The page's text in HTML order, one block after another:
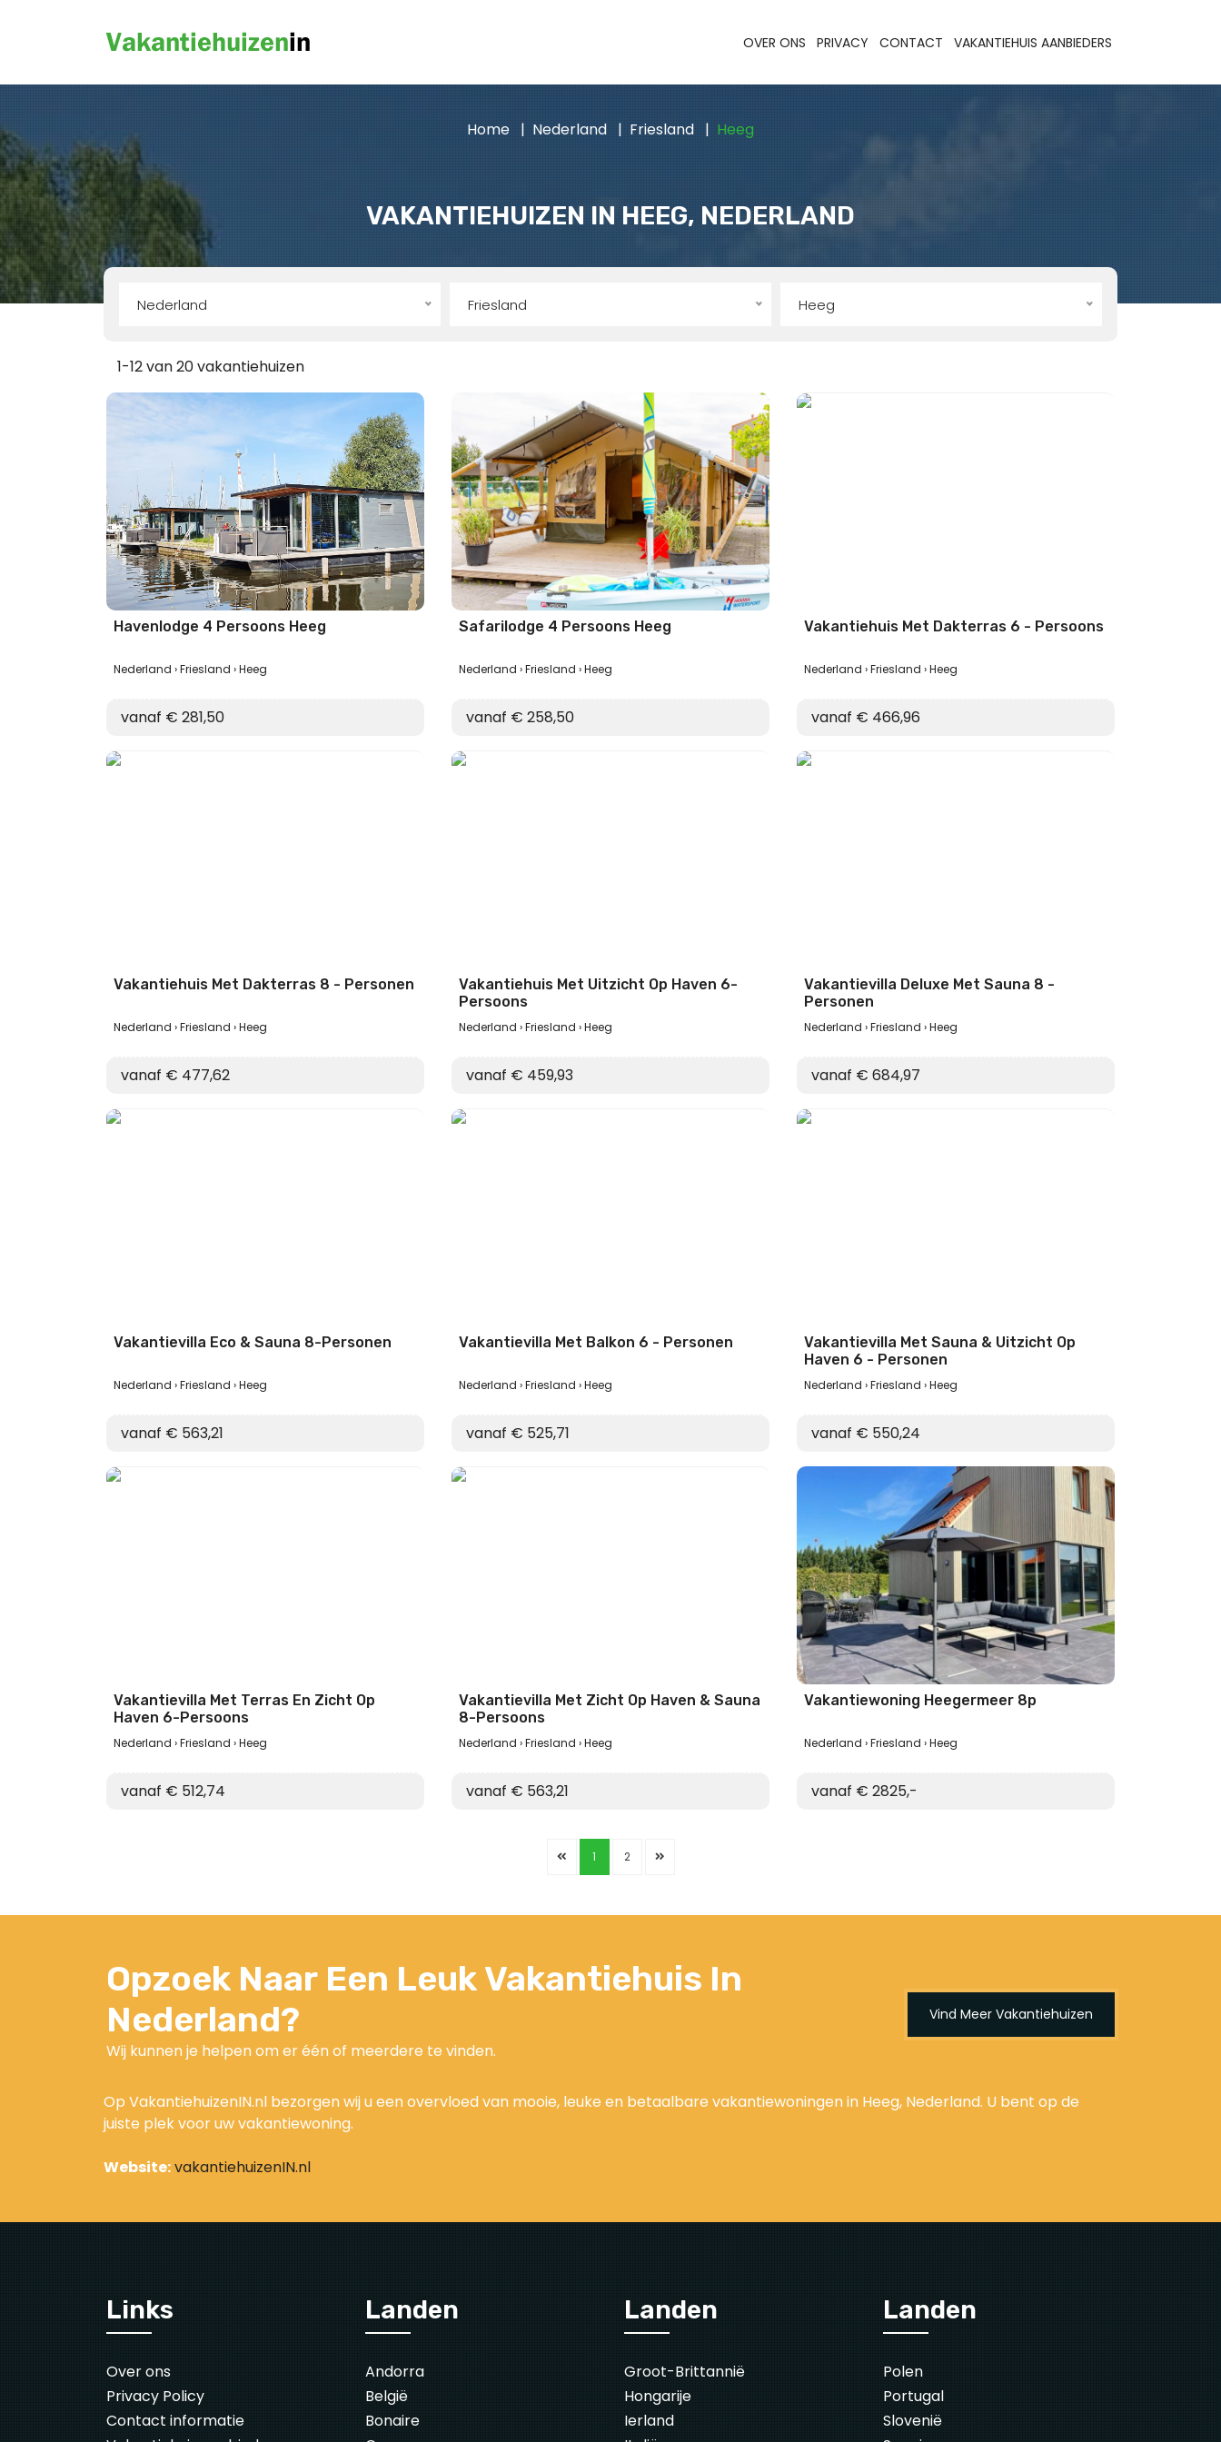
OVER ONS PRIVACY CONTACT VAKANTIEHUIS AANBIEDERS
VAKANTIEHUIZEN IN HEEG, NEDERLAND
Home Nederland Friesland Heeg
Nederland Friesland Heeg
1-12 van 20 vakantiehuizen
Havenlodge 4 Persoons Heeg
Nederland Friesland Heeg
vanaf € 281,50
Safarilodge 4 Persoons Heeg
Nederland Friesland Heeg
vanaf € 258,50
Vakantiehuis Met Dakterras 6 - Persoons
Nederland Friesland Heeg
vanaf € 466,96
Vakantiehuis Met Dakterras 8 - Personen
Nederland Friesland Heeg
vanaf € 477,62
Vakantiehuis Met Uitzicht Op Haven 6-
Persoons
Nederland Friesland Heeg
vanaf € 459,93
Vakantievilla Deluxe Met Sauna 8 -
Personen
Nederland Friesland Heeg
vanaf € 684,97
Vakantievilla Eco & Sauna 8-Personen
Nederland Friesland Heeg
vanaf € 563,21
Vakantievilla Met Balkon 6 - Personen
Nederland Friesland Heeg
vanaf € 525,71
Vakantievilla Met Sauna & Uitzicht Op
Haven 6 - Personen
Nederland Friesland Heeg
vanaf € 550,24
Vakantievilla Met Terras En Zicht Op
Haven 6-Persoons
Nederland Friesland Heeg
vanaf € 512,74
Vakantievilla Met Zicht Op Haven & Sauna
8-Persoons
Nederland Friesland Heeg
vanaf € 563,21
Vakantiewoning Heegermeer 8p
Nederland Friesland Heeg
vanaf € 2825,-
1 2
Opzoek Naar Een Leuk Vakantiehuis In
Nederland?
Wij kunnen je helpen om er één of meerdere te vinden.
Vind Meer Vakantiehuizen
Op VakantiehuizenIN.nl bezorgen wij u een overvloed van mooie, leuke en betaalbare vakantiewoningen in Heeg, Nederland. U bent op de
juiste plek voor uw vakantiewoning.
Website:vakantiehuizenIN.nl
Links
Over ons
Privacy Policy
Contact informatie
Landen
Andorra
België
Bonaire
Landen
Groot-Brittannië
Hongarije
Ierland
Landen
Polen
Portugal
Slovenië